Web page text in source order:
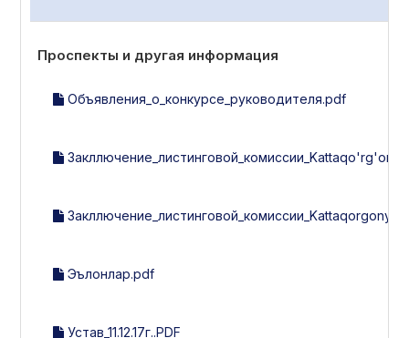
Проспекты и другая информация
Объявления_о_конкурсе_руководителя.pdf
Закллючение_листинговой_комиссии_Kattaqorgonyog-
Эълонлар.pdf
Устав_11.12.17г..PDF